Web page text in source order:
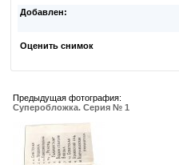
Добавлен:
Оценить снимок
Предыдущая фотография:
Суперобложка. Серия № 1